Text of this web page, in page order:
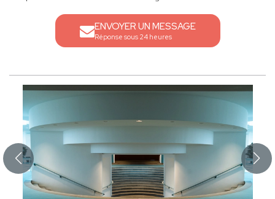
ENVOYER UN MESSAGE
Réponse sous 24 heures